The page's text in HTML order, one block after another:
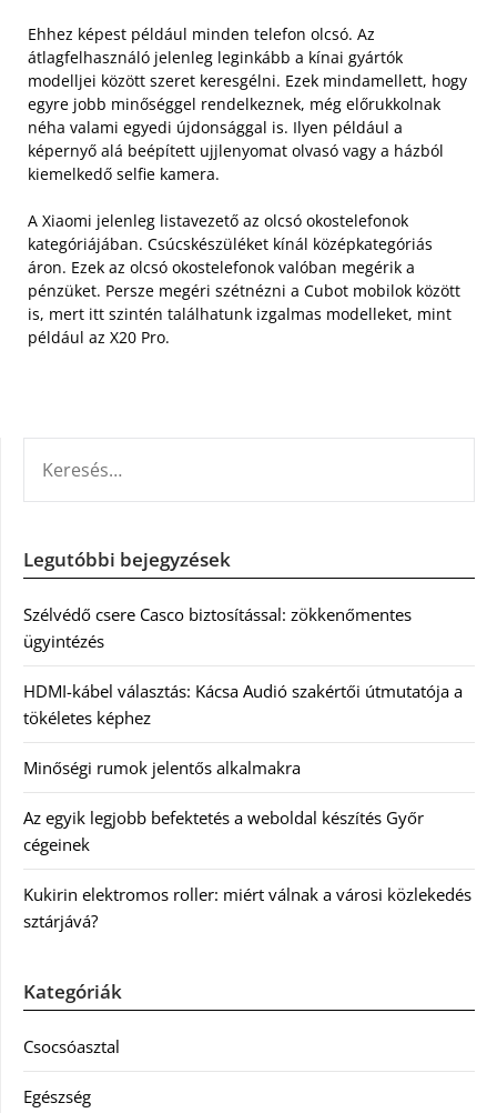
Ehhez képest például minden telefon olcsó. Az
átlagfelhasználó jelenleg leginkább a kínai gyártók
modelljei között szeret keresgélni. Ezek mindamellett, hogy
egyre jobb minőséggel rendelkeznek, még előrukkolnak
néha valami egyedi újdonsággal is. Ilyen például a
képernyő alá beépített ujjlenyomat olvasó vagy a házból
kiemelkedő selfie kamera.
A Xiaomi jelenleg listavezető az olcsó okostelefonok
kategóriájában. Csúcskészüléket kínál középkategóriás
áron. Ezek az olcsó okostelefonok valóban megérik a
pénzüket. Persze megéri szétnézni a Cubot mobilok között
is, mert itt szintén találhatunk izgalmas modelleket, mint
például az X20 Pro.
Legutóbbi bejegyzések
Szélvédő csere Casco biztosítással: zökkenőmentes
ügyintézés
HDMI-kábel választás: Kácsa Audió szakértői útmutatója a
tökéletes képhez
Minőségi rumok jelentős alkalmakra
Az egyik legjobb befektetés a weboldal készítés Győr
cégeinek
Kukirin elektromos roller: miért válnak a városi közlekedés
sztárjává?
Kategóriák
Csocsóasztal
Egészség